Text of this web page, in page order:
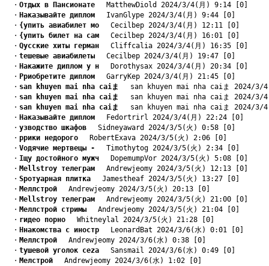
・ Oтдых в Пансионате MatthewDiold 2024/3/4(月) 9:14 [0]
・ Hаказывайте диплом IvanGlype 2024/3/4(月) 9:44 [0]
・ {упить авиабилет мо Cecilbep 2024/3/4(月) 12:11 [0]
・ {упить билет на сам Cecilbep 2024/3/4(月) 16:01 [0]
・ Qусские хиты герман Cliffcalia 2024/3/4(月) 16:35 [0]
・ tешевые авиабилеты Cecilbep 2024/3/4(月) 19:47 [0]
・ Hакажите диплом у н Dorothysax 2024/3/4(月) 20:34 [0]
・ Pриобретите диплом GarryKep 2024/3/4(月) 21:45 [0]
・ san khuyen mai nha caiま
san khuyen mai nha caiま 2024/3/
・ san khuyen mai nha caiま
san khuyen mai nha caiま 2024/3/
・ san khuyen mai nha caiま
san khuyen mai nha caiま 2024/3/
・ Hаказывайте диплом Fedortrirl 2024/3/4(月) 22:24 [0]
・ yзводство шкафов Sidneyaward 2024/3/5(火) 0:58 [0]
・ pрики недорого RobertExava 2024/3/5(火) 2:06 [0]
・ Vодячие мертвецы - Timothytog 2024/3/5(火) 2:34 [0]
・ Iщу достойного мужч DopemumpVor 2024/3/5(火) 5:08 [0]
・ Mellstroy телеграм Andrewjeomy 2024/3/5(火) 12:13 [0]
・ Sротуарная плитка Jamestheaf 2024/3/5(火) 13:27 [0]
・ Mеллстрой Andrewjeomy 2024/3/5(火) 20:13 [0]
・ Mellstroy телеграм Andrewjeomy 2024/3/5(火) 21:00 [0]
・ Mеллстрой стримы Andrewjeomy 2024/3/5(火) 21:04 [0]
・ rидео порно Whitneylal 2024/3/5(火) 21:28 [0]
・ Hнакомства с иностр LeonardBat 2024/3/6(水) 0:01 [0]
・ Mеллстрой Andrewjeomy 2024/3/6(水) 0:38 [0]
・ tушевой уголок ceza Sansmail 2024/3/6(水) 0:49 [0]
・ Mелстрой Andrewjeomy 2024/3/6(水) 1:02 [0]